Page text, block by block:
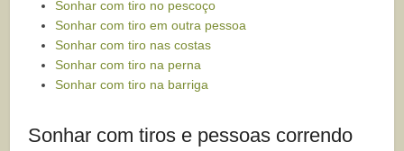
Sonhar com tiro no pescoço
Sonhar com tiro em outra pessoa
Sonhar com tiro nas costas
Sonhar com tiro na perna
Sonhar com tiro na barriga
Sonhar com tiros e pessoas correndo